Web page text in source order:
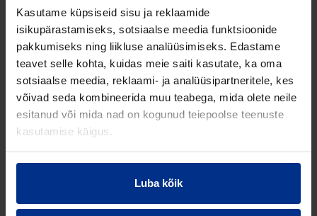
Kasutame küpsiseid sisu ja reklaamide
isikupärastamiseks, sotsiaalse meedia funktsioonide
pakkumiseks ning liikluse analüüsimiseks. Edastame
teavet selle kohta, kuidas meie saiti kasutate, ka oma
sotsiaalse meedia, reklaami- ja analüüsipartneritele, kes
võivad seda kombineerida muu teabega, mida olete neile
esitanud või mida nad on kogunud teiepoolse teenuste
kasutamise käigus.
Luba kõik
RP ID: 205790